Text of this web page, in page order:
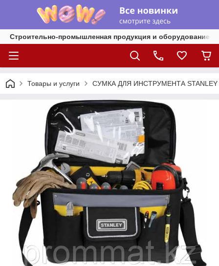
Строительно-промышленная продукция и оборудование
Товары и услуги СУМКА ДЛЯ ИНСТРУМЕНТА STANLEY